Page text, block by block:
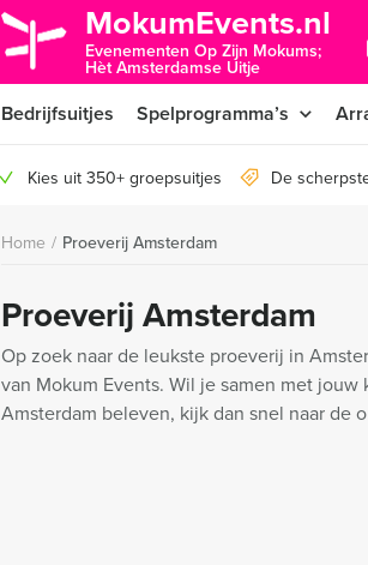
MokumEvents.nl
Evenementen Op Zijn Mokums;
Hèt Amsterdamse Uitje
Bedrijfsuitjes Spelprogramma’s
Kies uit 350+ groepsuitjes De
Home / Proeverij Amsterdam
Proeverij Amsterdam
Op zoek naar de leukste proeverij in
van Mokum Events. Wil je samen met
Amsterdam beleven, kijk dan snel naar de